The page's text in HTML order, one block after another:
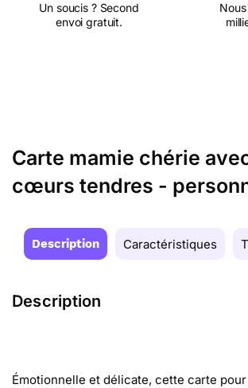
Un soucis ? Second
envoi gratuit.
Carte mamie chérie
cœurs tendres -
Description Caractéristiques
Description
Émotionnelle et délicate, cette carte